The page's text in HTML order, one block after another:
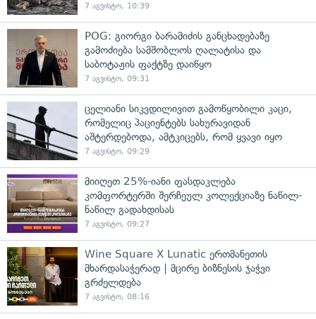
7 აგვისტო, 10:39
POG: გიორგი ბარამიძის განცხადებაზე
გამოძიება სამშობლოს ღალატისა და
საბოტაჟის ფაქტზე დაიწყო
7 აგვისტო, 09:31
ცელიანი სიკვდილივით გამოწყობილი კაცი,
რომელიც პაციენტებს სახურავიდან
აშტერდებოდა, ამტკიცებს, რომ ყვავი იყო
7 აგვისტო, 09:29
მიიღეთ 25%-იანი ფასდაკლება
კომფორტერში შერჩეულ კოლექციაზე ნაწილ-
ნაწილ გადახდისას
7 აგვისტო, 09:27
Wine Square X Lunatic ერთმანეთის
მხარდასაჭერად | მცირე ბიზნესის ჯაჭვი
გრძელდება
7 აგვისტო, 08:16